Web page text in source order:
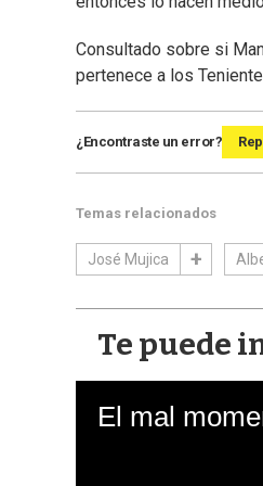
Consultado sobre si
pertenece a los
¿Encontraste un error?
Temas relacionados
José Mujica
Te puede